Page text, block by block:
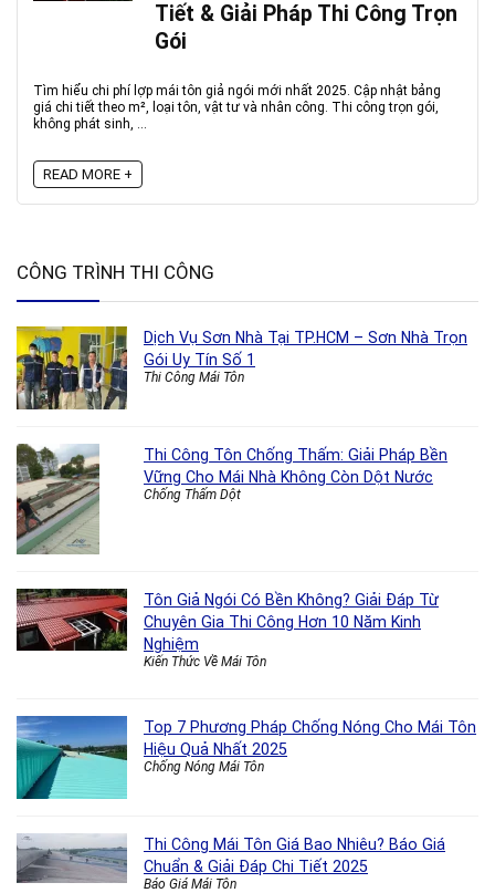
Tiết & Giải Pháp Thi Công Trọn
Gói
Tìm hiểu chi phí lợp mái tôn giả ngói mới nhất 2025. Cập nhật bảng
giá chi tiết theo m², loại tôn, vật tư và nhân công. Thi công trọn gói,
không phát sinh, ...
READ MORE +
CÔNG TRÌNH THI CÔNG
Dịch Vụ Sơn Nhà Tại TP.HCM – Sơn Nhà Trọn
Gói Uy Tín Số 1
Thi Công Mái Tôn
Thi Công Tôn Chống Thấm: Giải Pháp Bền
Vững Cho Mái Nhà Không Còn Dột Nước
Chống Thấm Dột
Tôn Giả Ngói Có Bền Không? Giải Đáp Từ
Chuyên Gia Thi Công Hơn 10 Năm Kinh
Nghiệm
Kiến Thức Về Mái Tôn
Top 7 Phương Pháp Chống Nóng Cho Mái Tôn
Hiệu Quả Nhất 2025
Chống Nóng Mái Tôn
Thi Công Mái Tôn Giá Bao Nhiêu? Báo Giá
Chuẩn & Giải Đáp Chi Tiết 2025
Báo Giá Mái Tôn